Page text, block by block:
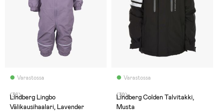
Varastossa
(36)
Lindberg Lingbo
Välikausihaalari, Lavender
Varastossa
(39)
Lindberg Colden Talvitakki,
Musta